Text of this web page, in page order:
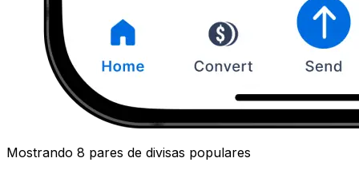
Mostrando 8 pares de divisas populares